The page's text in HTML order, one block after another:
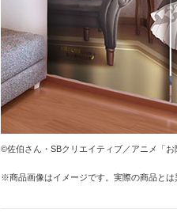
©佐伯さん・SBクリエイティブ／アニメ「
※商品画像はイメージです。実際の商品と